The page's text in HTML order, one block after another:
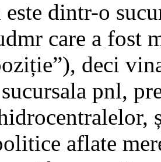
este dintr-o
care a fost
deci
pnl,
aflate